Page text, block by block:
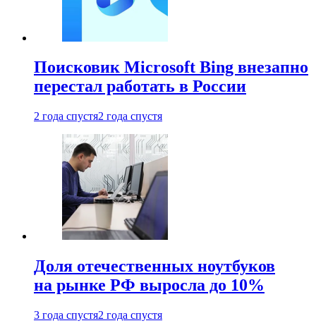
Поисковик Microsoft Bing внезапно
перестал работать в России
2 года спустя2 года спустя
Доля отечественных ноутбуков
на рынке РФ выросла до 10%
3 года спустя2 года спустя